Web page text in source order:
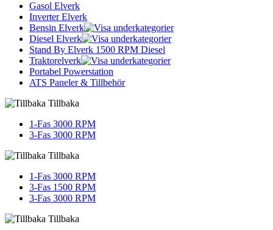
Gasol Elverk
Inverter Elverk
Bensin Elverk
Diesel Elverk
Stand By Elverk 1500 RPM Diesel
Traktorelverk
Portabel Powerstation
ATS Paneler & Tillbehör
Tillbaka
1-Fas 3000 RPM
3-Fas 3000 RPM
Tillbaka
1-Fas 3000 RPM
3-Fas 1500 RPM
3-Fas 3000 RPM
Tillbaka